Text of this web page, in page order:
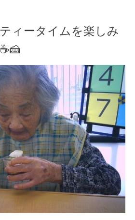
ィータイムを楽しみ